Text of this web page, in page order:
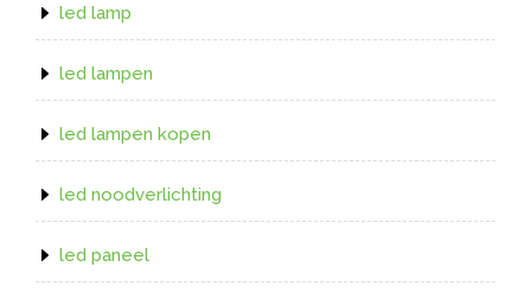
led lamp
led lampen
led lampen kopen
led noodverlichting
led paneel